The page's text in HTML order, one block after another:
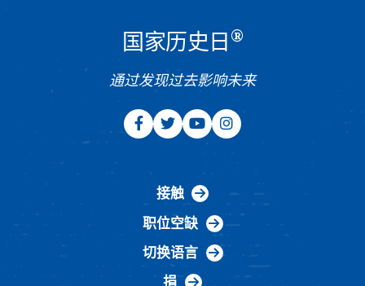
国家历史日 ®
通过发现过去影响未来
接触
职位空缺
切换语言
捐